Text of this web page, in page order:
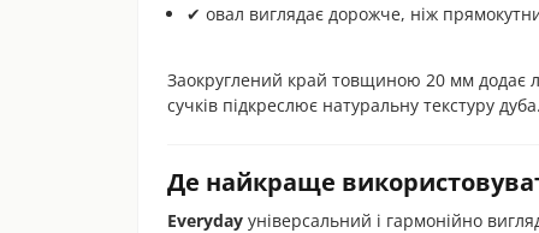
✔ овал виглядає дорожче, ніж
Заокруглений край товщиною 20 мм додає
сучків підкреслює натуральну текстуру
Де найкраще
Everyday універсальний і гармонійно